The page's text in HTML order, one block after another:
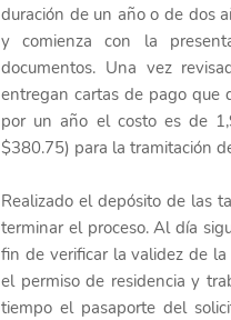
duración de un año o de dos
y comienza con la
documentos. Una vez
entregan cartas de pago que
por un año el costo es de
$380.75) para la tramitación
Realizado el depósito de las
terminar el proceso. Al día
fin de verificar la validez de
el permiso de residencia y
tiempo el pasaporte del